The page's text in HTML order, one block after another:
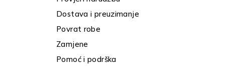
Dostava i preuzimanje
Povrat robe
Zamjene
Pomoć i podrška